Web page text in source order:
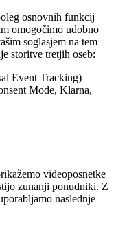
osnovnih funkcij
omogočimo udobno
soglasjem na tem
storitve tretjih oseb:
Event Tracking)
Mode, Klarna,
videoposnetke
zunanji ponudniki. Z
naslednje